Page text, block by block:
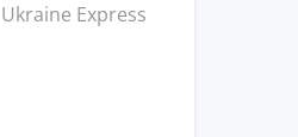
Ukraine Express